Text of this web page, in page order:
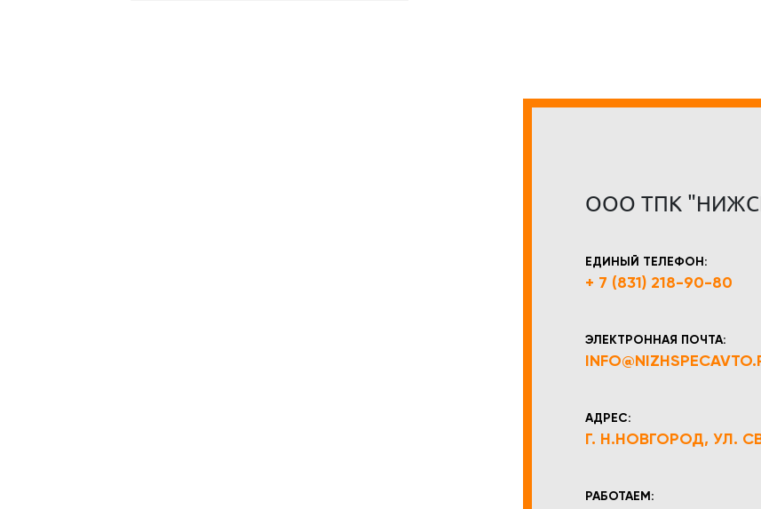
ООО ТПК
ЕДИНЫЙ ТЕЛЕФОН:
+ 7 (831) 218-90-80
ЭЛЕКТРОННАЯ ПОЧТА:
АДРЕС:
Г. Н.НОВГОРОД, УЛ.
РАБОТАЕМ: